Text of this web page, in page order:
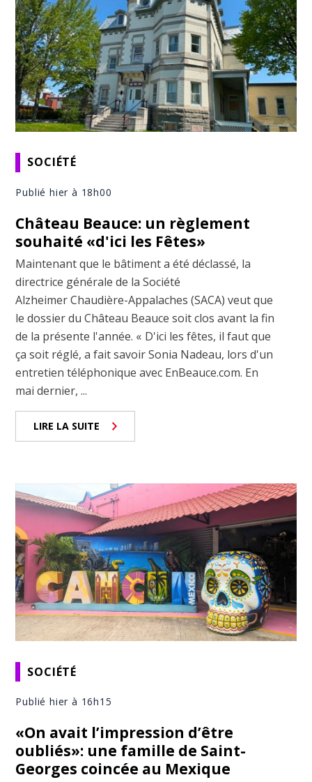
SOCIÉTÉ
Publié hier à 18h00
Château Beauce: un règlement
souhaité «d'ici les Fêtes»
Maintenant que le bâtiment a été déclassé, la
directrice générale de la Société
Alzheimer Chaudière-Appalaches (SACA) veut que
le dossier du Château Beauce soit clos avant la fin
de la présente l'année. « D'ici les fêtes, il faut que
ça soit réglé, a fait savoir Sonia Nadeau, lors d'un
entretien téléphonique avec EnBeauce.com. En
mai dernier, ...
LIRE LA SUITE
SOCIÉTÉ
Publié hier à 16h15
«On avait l’impression d’être
oubliés»: une famille de Saint-
Georges coincée au Mexique